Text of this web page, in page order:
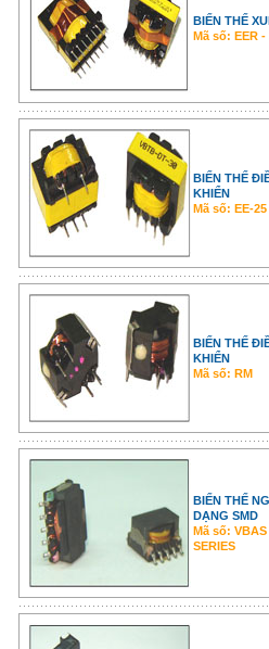
BIẾN THẾ
Mã số: EER -
BIẾN THẾ
KHIỂN
Mã số: EE-25
BIẾN THẾ
KHIỂN
Mã số: RM
BIẾN THẾ
DẠNG SMD
Mã số: VBAS
SERIES